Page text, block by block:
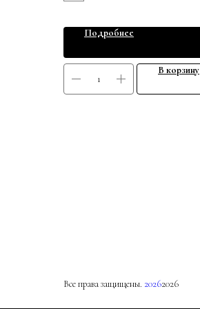
Подробнее
В корзину
Все права защищены. 20262026